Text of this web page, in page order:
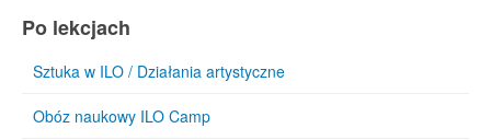
Po lekcjach
Sztuka w ILO / Działania artystyczne
Obóz naukowy ILO Camp